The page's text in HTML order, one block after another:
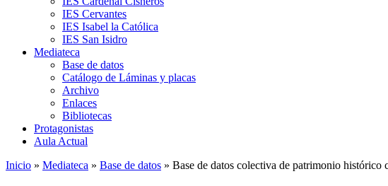
IES Cervantes
IES Isabel la Católica
IES San Isidro
Mediateca
Base de datos
Catálogo de Láminas y placas
Archivo
Enlaces
Bibliotecas
Protagonistas
Aula Actual
Inicio » Mediateca » Base de datos » Base de datos colectiva de patrimonio